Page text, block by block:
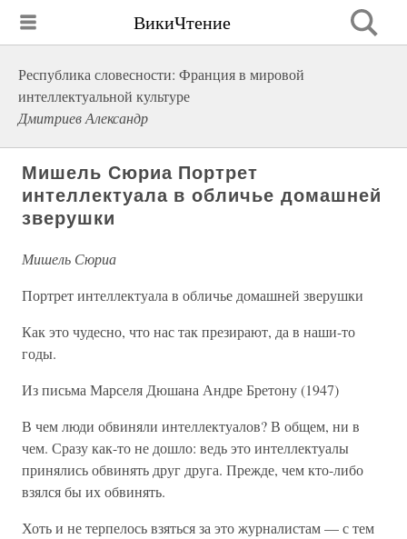
ВикиЧтение
Республика словесности: Франция в мировой
интеллектуальной культуре
Дмитриев Александр
Мишель Сюриа Портрет
интеллектуала в обличье домашней
зверушки
Мишель Сюриа
Портрет интеллектуала в обличье домашней зверушки
Как это чудесно, что нас так презирают, да в наши-то
годы.
Из письма Марселя Дюшана Андре Бретону (1947)
В чем люди обвиняли интеллектуалов? В общем, ни в
чем. Сразу как-то не дошло: ведь это интеллектуалы
принялись обвинять друг друга. Прежде, чем кто-либо
взялся бы их обвинять.
Хоть и не терпелось взяться за это журналистам — с тем